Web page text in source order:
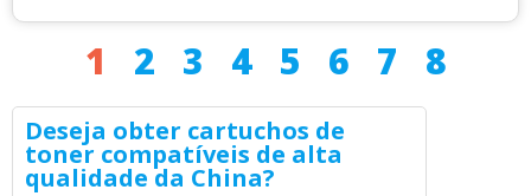
1 2 3 4 5 6 7 8
Deseja obter cartuchos de
toner compatíveis de alta
qualidade da China?